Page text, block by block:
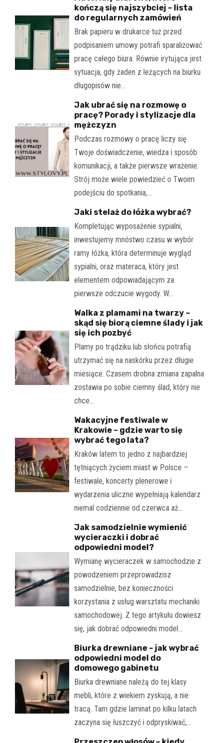
kończą się najszybciej – lista
do regularnych zamówień
Brak papieru w drukarce tuż przed
podpisaniem umowy potrafi sparaliżować
pracę całego biura. Równie irytująca jest
sytuacja, gdy żaden z leżących na biurku
długopisów nie…
Jak ubrać się na rozmowę o
pracę? Porady i stylizacje dla
mężczyzn
Podczas rozmowy o pracę liczy się
Twoje doświadczenie, wiedza i sposób
komunikacji, a także pierwsze wrażenie.
Strój może wiele powiedzieć o Twoim
podejściu do spotkania,…
Jaki stelaż do łóżka wybrać?
Kompletując wyposażenie sypialni,
inwestujemy mnóstwo czasu w wybór
ramy łóżka, która determinuje wygląd
sypialni, oraz materaca, który jest
elementem odpowiadającym za
pierwsze odczucie wygody. W…
Walka z plamami na twarzy –
skąd się biorą ciemne ślady i jak
się ich pozbyć
Plamy po trądziku lub słońcu potrafią
utrzymać się na naskórku przez długie
miesiące. Czasem drobna zmiana zapalna
zostawia po sobie ciemny ślad, który nie
chce…
Wakacyjne festiwale w
Krakowie – gdzie warto się
wybrać tego lata?
Kraków latem to jedno z najbardziej
tętniących życiem miast w Polsce –
festiwale, koncerty plenerowe i
wydarzenia uliczne wypełniają kalendarz
niemal codziennie od czerwca aż…
Jak samodzielnie wymienić
wycieraczki i dobrać
odpowiedni model?
Wymianę wycieraczek w samochodzie z
powodzeniem przeprowadzisz
samodzielnie, bez konieczności
korzystania z usług warsztatu mechaniki
samochodowej. Z tego artykułu dowiesz
się, jak dobrać odpowiedni model…
Biurka drewniane – jak wybrać
odpowiedni model do
domowego gabinetu
Biurka drewniane należą do tej klasy
mebli, które z wiekiem zyskują, a nie
tracą. Tam gdzie laminat po kilku latach
zaczyna się łuszczyć i odpryskiwać,…